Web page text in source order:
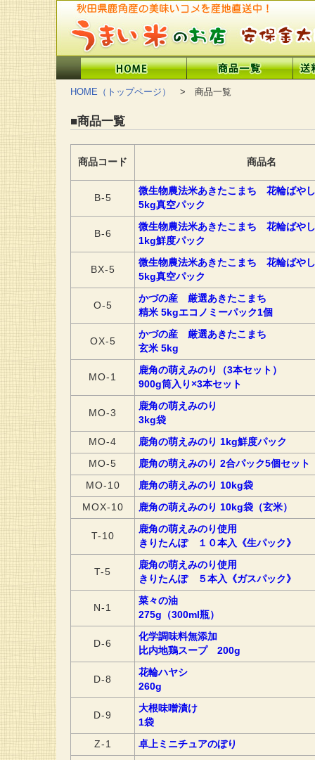
HOME（トップページ） > 商品一覧
■商品一覧
商品コード 商品名
B-5
微生物農法米あきたこまち 花輪ばや
5kg真空パック
B-6
微生物農法米あきたこまち 花輪ばや
1kg鮮度パック
BX-5
微生物農法米あきたこまち 花輪ばや
5kg真空パック
O-5
かづの産 厳選あきたこまち
精米 5kgエコノミーパック1個
OX-5
かづの産 厳選あきたこまち
玄米 5kg
MO-1
鹿角の萌えみのり（3本セット）
900g筒入り×3本セット
MO-3
鹿角の萌えみのり
3kg袋
MO-4 鹿角の萌えみのり 1kg鮮度パック
MO-5 鹿角の萌えみのり 2合パック5個セット
MO-10 鹿角の萌えみのり 10kg袋
MOX-10 鹿角の萌えみのり 10kg袋（玄米）
T-10
鹿角の萌えみのり使用
きりたんぽ １０本入《生パック》
T-5
鹿角の萌えみのり使用
きりたんぽ ５本入《ガスパック》
N-1
菜々の油
275g（300ml瓶）
D-6
化学調味料無添加
比内地鶏スープ 200g
D-8
花輪ハヤシ
260g
D-9
大根味噌漬け
1袋
Z-1 卓上ミニチュアのぼり